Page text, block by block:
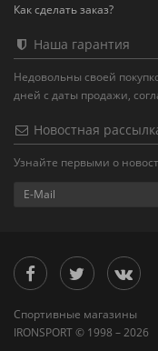
Как сделать заказ?
Наша гарантия
Недовольны своей
дней с даты продажи,
Новостная
Узнайте первыми о
Спортивные магазины
IRONSPORT © 1998 – 2026